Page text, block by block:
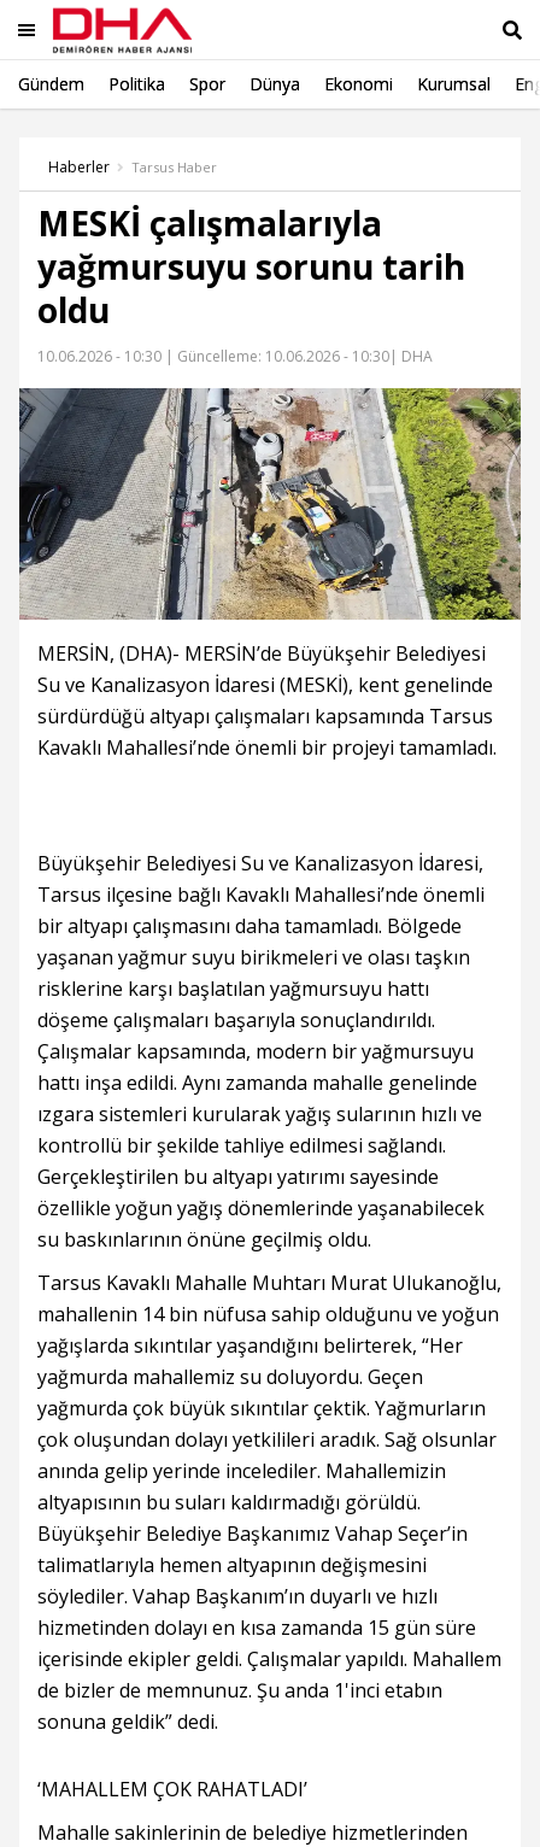
Gündem Politika Spor Dünya Ekonomi Kurumsal
Haberler Tarsus Haber
MESKİ çalışmalarıyla
yağmursuyu sorunu tarih
oldu
10.06.2026 - 10:30 | Güncelleme: 10.06.2026 - 10:30| DHA
MERSİN, (DHA)- MERSİN’de Büyükşehir Belediyesi
Su ve Kanalizasyon İdaresi (MESKİ), kent genelinde
sürdürdüğü altyapı çalışmaları kapsamında Tarsus
Kavaklı Mahallesi’nde önemli bir projeyi tamamladı.
Büyükşehir Belediyesi Su ve Kanalizasyon İdaresi,
Tarsus ilçesine bağlı Kavaklı Mahallesi’nde önemli
bir altyapı çalışmasını daha tamamladı. Bölgede
yaşanan yağmur suyu birikmeleri ve olası taşkın
risklerine karşı başlatılan yağmursuyu hattı
döşeme çalışmaları başarıyla sonuçlandırıldı.
Çalışmalar kapsamında, modern bir yağmursuyu
hattı inşa edildi. Aynı zamanda mahalle genelinde
ızgara sistemleri kurularak yağış sularının hızlı ve
kontrollü bir şekilde tahliye edilmesi sağlandı.
Gerçekleştirilen bu altyapı yatırımı sayesinde
özellikle yoğun yağış dönemlerinde yaşanabilecek
su baskınlarının önüne geçilmiş oldu.
Tarsus Kavaklı Mahalle Muhtarı Murat Ulukanoğlu,
mahallenin 14 bin nüfusa sahip olduğunu ve yoğun
yağışlarda sıkıntılar yaşandığını belirterek, “Her
yağmurda mahallemiz su doluyordu. Geçen
yağmurda çok büyük sıkıntılar çektik. Yağmurların
çok oluşundan dolayı yetkilileri aradık. Sağ olsunlar
anında gelip yerinde incelediler. Mahallemizin
altyapısının bu suları kaldırmadığı görüldü.
Büyükşehir Belediye Başkanımız Vahap Seçer’in
talimatlarıyla hemen altyapının değişmesini
söylediler. Vahap Başkanım’ın duyarlı ve hızlı
hizmetinden dolayı en kısa zamanda 15 gün süre
içerisinde ekipler geldi. Çalışmalar yapıldı. Mahallem
de bizler de memnunuz. Şu anda 1'inci etabın
sonuna geldik” dedi.
‘MAHALLEM ÇOK RAHATLADI’
Mahalle sakinlerinin de belediye hizmetlerinden